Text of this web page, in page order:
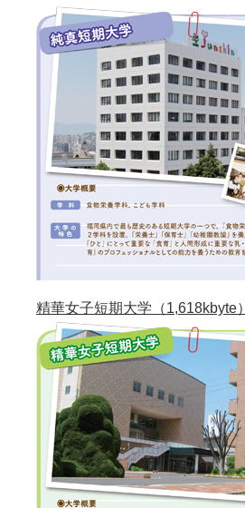
精華女子短期大学（1,618kbyte）